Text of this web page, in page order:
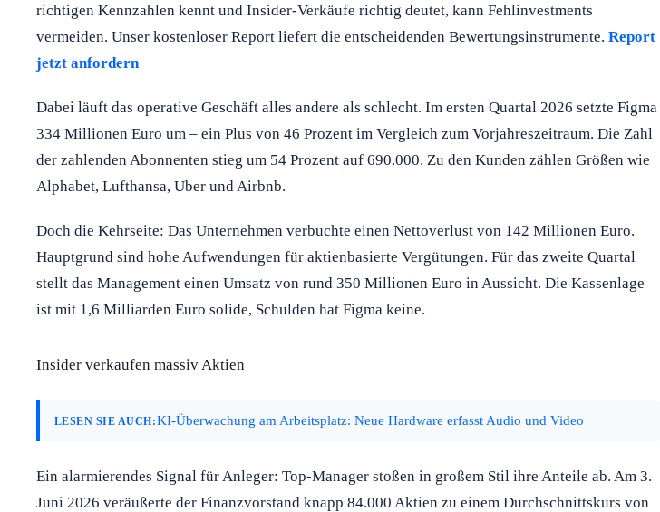
richtigen Kennzahlen kennt und Insider-Verkäufe richtig deutet, kann Fehlinvestments
vermeiden. Unser kostenloser Report liefert die entscheidenden Bewertungsinstrumente. Report
jetzt anfordern
Dabei läuft das operative Geschäft alles andere als schlecht. Im ersten Quartal 2026 setzte Figma
334 Millionen Euro um – ein Plus von 46 Prozent im Vergleich zum Vorjahreszeitraum. Die Zahl
der zahlenden Abonnenten stieg um 54 Prozent auf 690.000. Zu den Kunden zählen Größen wie
Alphabet, Lufthansa, Uber und Airbnb.
Doch die Kehrseite: Das Unternehmen verbuchte einen Nettoverlust von 142 Millionen Euro.
Hauptgrund sind hohe Aufwendungen für aktienbasierte Vergütungen. Für das zweite Quartal
stellt das Management einen Umsatz von rund 350 Millionen Euro in Aussicht. Die Kassenlage
ist mit 1,6 Milliarden Euro solide, Schulden hat Figma keine.
Insider verkaufen massiv Aktien
LESEN SIE AUCH:KI-Überwachung am Arbeitsplatz: Neue Hardware erfasst Audio und Video
Ein alarmierendes Signal für Anleger: Top-Manager stoßen in großem Stil ihre Anteile ab. Am 3.
Juni 2026 veräußerte der Finanzvorstand knapp 84.000 Aktien zu einem Durchschnittskurs von